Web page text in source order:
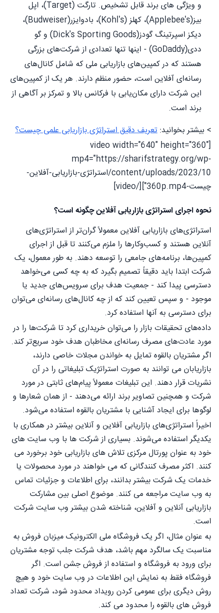
و ویژگی های برند قابل تشخیص. تارگت (Target)، اپل
بیز(Applebee's)، کهلز (Kohl's)، بادوایزر(Budweiser)،
دیکز اسپرتینگ گودز(Dick's Sporting Goods) و گو
ددی(GoDaddy) - اینها تنها تعدادی از شرکت‌های بزرگی
هستند که در کمپین‌های بازاریابی ملی که شامل کانال‌های
رسانه‌ای آفلاین است، حضور منظم دارند. هر یک از کمپین‌های
این شرکت دارای مکان‌یابی با فرکانس بالا و تمرکز بر آگاهی از
برند است.
> بیشتر بخوانید:تعریف دقیق استراتژی بازاریابی علمی چیست؟
[video width="640" height="360"
mp4="https://sharifstrategy.org/wp-
content/uploads/2023/10/استراتژی-بازاریابی-آفلاین-
چیست-360p.mp4"][/video]
نحوه اجرای استراتژی بازاریابی آفلاین چگونه است؟
استراتژی‌های بازاریابی آفلاین معمولاً گران‌تر از استراتژی‌های
آنلاین هستند و کسب‌وکارها را ملزم می‌کنند تا قبل از اجرای
کمپین‌ها، برنامه‌های جامعی را توسعه دهند. به طور معمول، یک
شرکت ابتدا باید دقیقاً تصمیم بگیرد که به چه کسی می‌خواهد
دسترسی پیدا کند - جمعیت هدف برای سرویس‌های جدید یا
موجود - و سپس تعیین کند که از چه کانال‌های رسانه‌ای می‌توان
برای دسترسی به آنها استفاده کرد.
داده‌های تحقیقات بازار را می‌توان خریداری کرد تا شرکت‌ها را در
مورد عادت‌های مصرف رسانه‌ای مخاطبان هدف خود سریع‌تر کند.
اگر مشتریان بالقوه تمایل به خواندن مجلات خاصی دارند،
بازاریابان می توانند به صورت استراتژیک تبلیغاتی را در آن
نشریات قرار دهند. این تبلیغات معمولاً پیام‌های ثابتی در مورد
شرکت و همچنین تصاویر برند ارائه می‌دهند - از همان شعارها و
لوگوها برای ایجاد آشنایی با مشتریان بالقوه استفاده می‌شود.
اخیراً استراتژی‌های بازاریابی آفلاین و آنلاین بیشتر در همکاری با
یکدیگر استفاده می‌شوند. بسیاری از شرکت ها با وب سایت های
خود به عنوان پورتال مرکزی تلاش های بازاریابی خود برخورد می
کنند. اکثر مصرف کنندگانی که می خواهند در مورد محصولات یا
خدمات یک شرکت بیشتر بدانند، برای اطلاعات و جزئیات تماس
به وب سایت مراجعه می کنند. موضوع اصلی بین مشارکت
بازاریابی آنلاین و آفلاین، شناخته شدن بیشتر وب سایت شرکت
است.
به عنوان مثال، اگر یک فروشگاه ملی الکترونیک میزبان فروش به
مناسبت یک سالگرد مهم باشد، هدف شرکت جلب توجه مشتریان
برای ورود به فروشگاه و استفاده از فروش جشن است. اگر
فروشگاه فقط به نمایش این اطلاعات در وب سایت خود و هیچ
روش دیگری برای عمومی کردن رویداد محدود شود، شرکت تعداد
فروش های بالقوه را محدود می کند.